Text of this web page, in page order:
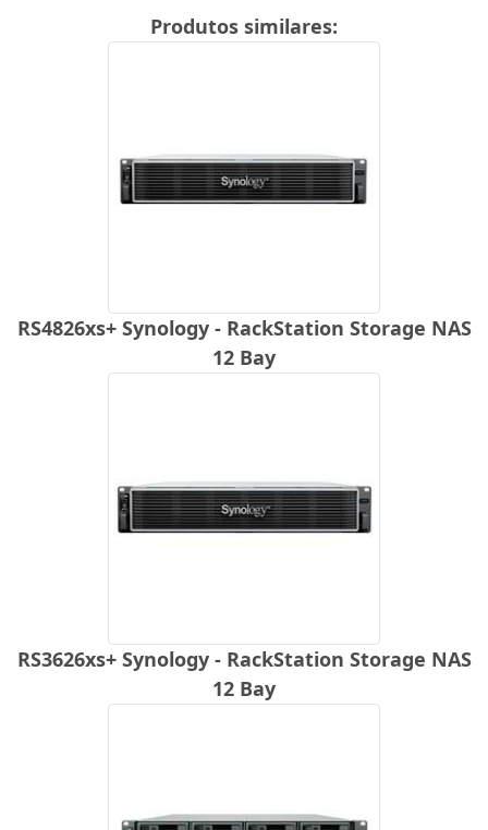
Produtos similares:
RS4826xs+ Synology - RackStation Storage NAS
12 Bay
RS3626xs+ Synology - RackStation Storage NAS
12 Bay